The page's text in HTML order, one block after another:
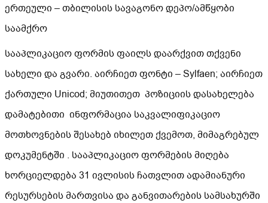
ერთეული – თბილისის სავაგონო დეპო/ამწყობი
საამქრო
სააპლიკაციო ფორმის ფაილს დაარქვით თქვენი
სახელი და გვარი. აირჩიეთ ფონტი – Sylfaen; აირჩიეთ
ქართული Unicod; მიუთითეთ პოზიციის დასახელება
დამატებითი ინფორმაცია საკვალიფიკაციო
მოთხოვნების შესახებ იხილეთ ქვემოთ, მიმაგრებულ
დოკუმენტში . სააპლიკაციო ფორმების მიღება
ხორციელდება 31 ივლისის ჩათვლით ადამიანური
რესურსების მართვისა და განვითარების სამსახურში